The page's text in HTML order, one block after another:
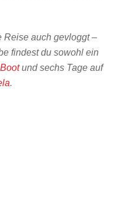
Reise auch gevloggt –
findest du sowohl ein
und sechs Tage auf
.